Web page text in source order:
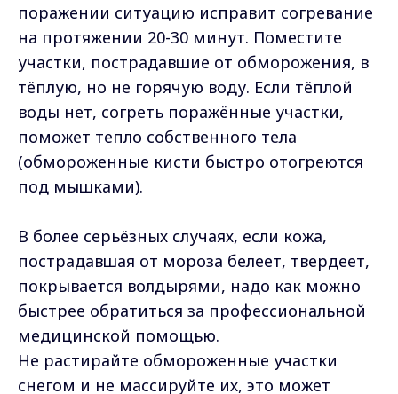
поражении ситуацию исправит согревание
на протяжении 20-30 минут. Поместите
участки, пострадавшие от обморожения, в
тёплую, но не горячую воду. Если тёплой
воды нет, согреть поражённые участки,
поможет тепло собственного тела
(обмороженные кисти быстро отогреются
под мышками).
В более серьёзных случаях, если кожа,
пострадавшая от мороза белеет, твердеет,
покрывается волдырями, надо как можно
быстрее обратиться за профессиональной
медицинской помощью.
Не растирайте обмороженные участки
снегом и не массируйте их, это может